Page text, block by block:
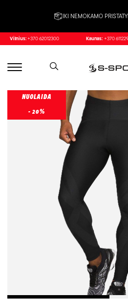
IKI NEMOKAMO
Vilnius: +370 62012300 Kaunas: +370
NUOLAIDA
- 20%